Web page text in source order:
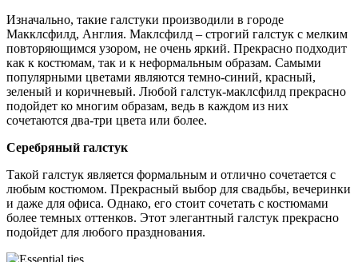
Изначально, такие галстуки производили в городе
Макклсфилд, Англия. Маклсфилд – строгий галстук с мелким
повторяющимся узором, не очень яркий. Прекрасно подходит
как к костюмам, так и к неформальным образам. Самыми
популярными цветами являются темно-синий, красный,
зеленый и коричневый. Любой галстук-маклсфилд прекрасно
подойдет ко многим образам, ведь в каждом из них
сочетаются два-три цвета или более.
Серебряный галстук
Такой галстук является формальным и отлично сочетается с
любым костюмом. Прекрасный выбор для свадьбы, вечеринки
и даже для офиса. Однако, его стоит сочетать с костюмами
более темных оттенков. Этот элегантный галстук прекрасно
подойдет для любого празднования.